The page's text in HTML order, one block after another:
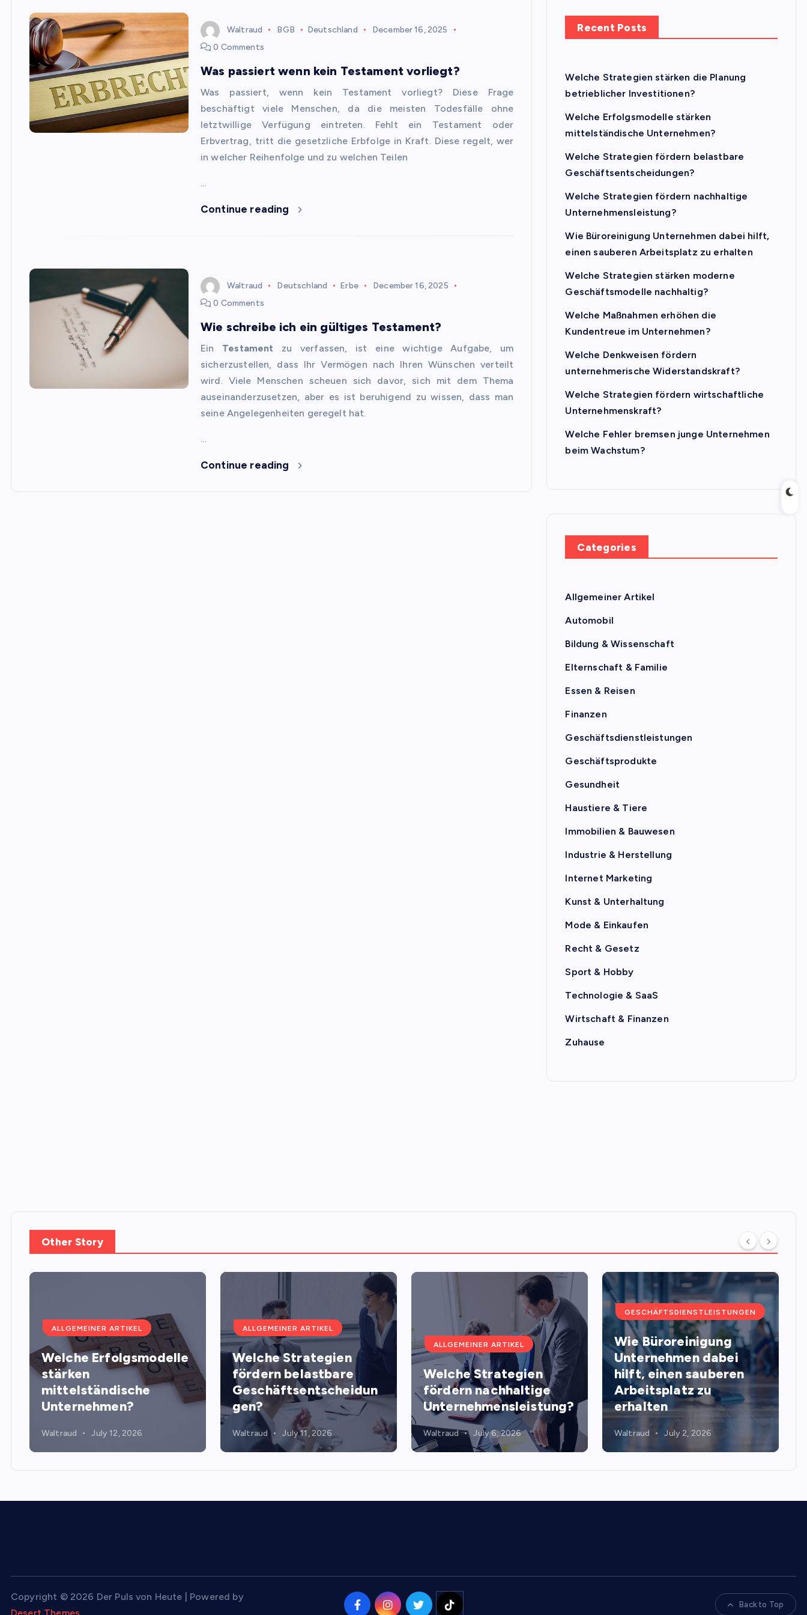
Waltraud BGB Deutschland
December 16, 2025
0 Comments
Was passiert wenn kein Testament vorliegt?
Was passiert, wenn kein Testament vorliegt? Diese Frage
beschäftigt viele Menschen, da die meisten Todesfälle ohne
letztwillige Verfügung eintreten. Fehlt ein Testament oder
Erbvertrag, tritt die gesetzliche Erbfolge in Kraft. Diese regelt, wer
in welcher Reihenfolge und zu welchen Teilen
…
Continue reading
Waltraud Deutschland Erbe
December 16, 2025
0 Comments
Wie schreibe ich ein gültiges Testament?
Ein Testament zu verfassen, ist eine wichtige Aufgabe, um
sicherzustellen, dass Ihr Vermögen nach Ihren Wünschen verteilt
wird. Viele Menschen scheuen sich davor, sich mit dem Thema
auseinanderzusetzen, aber es ist beruhigend zu wissen, dass man
seine Angelegenheiten geregelt hat.
…
Continue reading
Recent Posts
Welche Strategien stärken die Planung
betrieblicher Investitionen?
Welche Erfolgsmodelle stärken
mittelständische Unternehmen?
Welche Strategien fördern belastbare
Geschäftsentscheidungen?
Welche Strategien fördern nachhaltige
Unternehmensleistung?
Wie Büroreinigung Unternehmen dabei hilft,
einen sauberen Arbeitsplatz zu erhalten
Welche Strategien stärken moderne
Geschäftsmodelle nachhaltig?
Welche Maßnahmen erhöhen die
Kundentreue im Unternehmen?
Welche Denkweisen fördern
unternehmerische Widerstandskraft?
Welche Strategien fördern wirtschaftliche
Unternehmenskraft?
Welche Fehler bremsen junge Unternehmen
beim Wachstum?
Categories
Allgemeiner Artikel
Automobil
Bildung & Wissenschaft
Elternschaft & Familie
Essen & Reisen
Finanzen
Geschäftsdienstleistungen
Geschäftsprodukte
Gesundheit
Haustiere & Tiere
Immobilien & Bauwesen
Industrie & Herstellung
Internet Marketing
Kunst & Unterhaltung
Mode & Einkaufen
Recht & Gesetz
Sport & Hobby
Technologie & SaaS
Wirtschaft & Finanzen
Zuhause
Other Story
ALLGEMEINER ARTIKEL
Welche Erfolgsmodelle
stärken
mittelständische
Unternehmen?
Waltraud July 12, 2026
ALLGEMEINER ARTIKEL
Welche Strategien
fördern belastbare
Geschäftsentscheidun
gen?
Waltraud July 11, 2026
ALLGEMEINER ARTIKEL
Welche Strategien
fördern nachhaltige
Unternehmensleistung?
Waltraud July 6, 2026
GESCHÄFTSDIENSTLEISTUNGEN
Wie Büroreinigung
Unternehmen dabei
hilft, einen sauberen
Arbeitsplatz zu
erhalten
Waltraud July 2, 2026
Copyright © 2026 Der Puls von Heute | Powered by
Desert Themes
Back to Top